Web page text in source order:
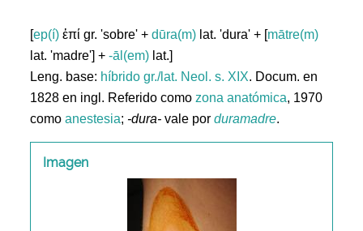
[ep(í) ἐπί gr. 'sobre' +dūra(m) lat. 'dura' + [mātre(m)
lat. 'madre'] +-āl(em) lat.]
Leng. base: híbrido gr./lat. Neol. s. XIX. Docum. en
1828 en ingl. Referido comozona anatómica, 1970
comoanestesia; -dura- vale porduramadre.
Imagen